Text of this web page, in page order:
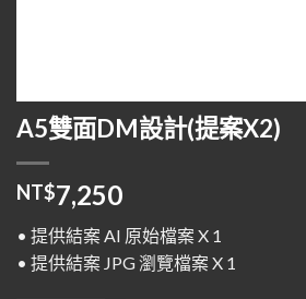
A5雙面DM設計(提案X2)
NT$7,250
• 提供結案 AI 原始檔案 X 1
• 提供結案 JPG 瀏覽檔案 X 1